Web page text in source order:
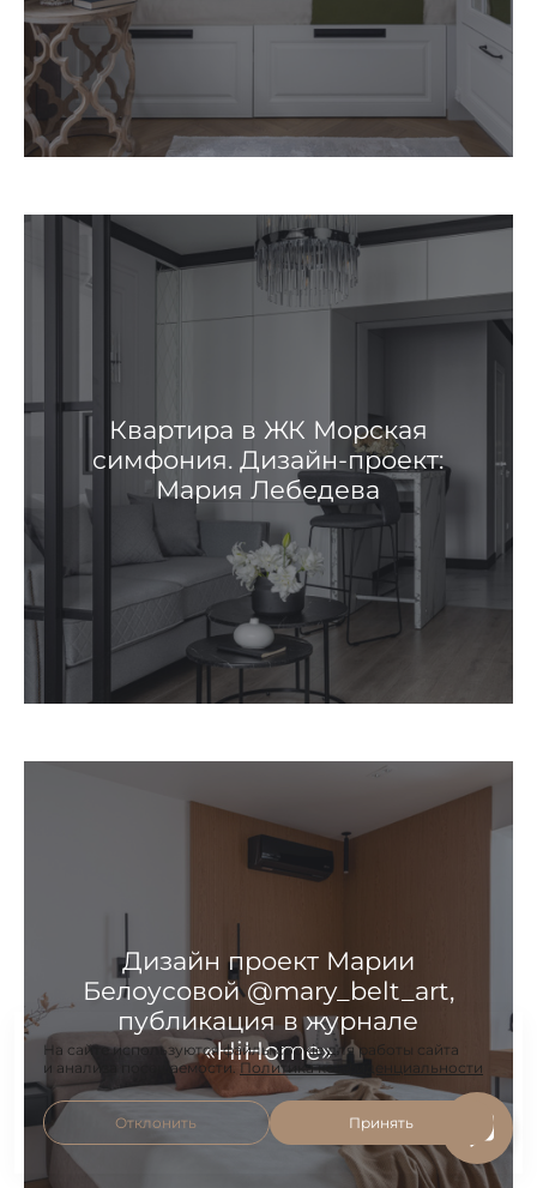
Квартира в ЖК Морская
симфония. Дизайн-проект:
Мария Лебедева
Дизайн проект Марии
Белоусовой @mary_belt_art,
публикация в журнале
«HiHome»
На сайте используются файлы cookie для работы сайта
и анализа посещаемости. Политика конфиденциальности
Отклонить Принять